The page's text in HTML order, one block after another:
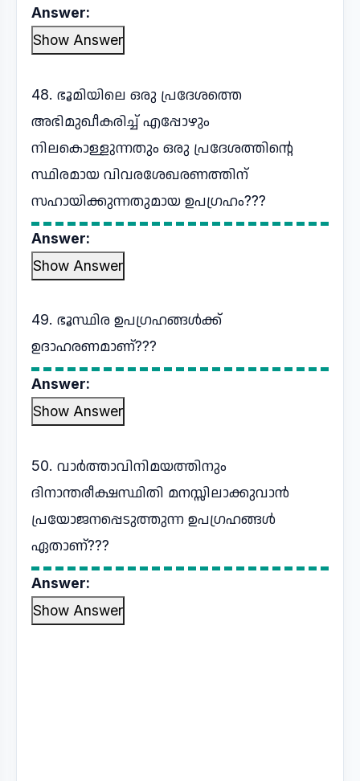
Answer:
Show Answer
48. ഭൂമിയിലെ ഒരു പ്രദേശത്തെ
അഭിമുഖീകരിച്ച് എപ്പോഴും
നിലകൊള്ളുന്നതും ഒരു പ്രദേശത്തിന്റെ
സ്ഥിരമായ വിവരശേഖരണത്തിന്
സഹായിക്കുന്നതുമായ ഉപഗ്രഹം???
Answer:
Show Answer
49. ഭൂസ്ഥിര ഉപഗ്രഹങ്ങൾക്ക്
ഉദാഹരണമാണ്???
Answer:
Show Answer
50. വാർത്താവിനിമയത്തിനും
ദിനാന്തരീക്ഷസ്ഥിതി മനസ്സിലാക്കുവാൻ
പ്രയോജനപ്പെടുത്തുന്ന ഉപഗ്രഹങ്ങൾ
ഏതാണ്???
Answer:
Show Answer